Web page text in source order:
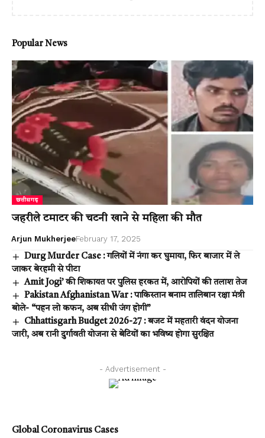
Popular News
छत्तीसगढ़
जहरीले टमाटर की चटनी खाने से महिला की मौत
Arjun MukherjeeFebruary 17, 2025
Durg Murder Case : गलियों में नंगा कर घुमाया, फिर बाजार में ले
जाकर बेरहमी से पीटा
Amit Jogi’ की शिकायत पर पुलिस हरकत में, आरोपियों की तलाश तेज
Pakistan Afghanistan War : पाकिस्तान बनाम तालिबान रक्षा मंत्री
बोले- “पहन लो कफन, अब सीधी जंग होगी”
Chhattisgarh Budget 2026-27 : बजट में महतारी वंदन योजना
जारी, अब रानी दुर्गावती योजना से बेटियों का भविष्य होगा सुरक्षित
- Advertisement -
Global Coronavirus Cases